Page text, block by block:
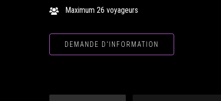
Maximum 26 voyageurs
DEMANDE D'INFORMATION